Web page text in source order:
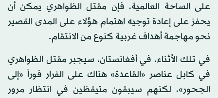
على الساحة العالمية، فإن مقتل الظواهري يمكن أن
يحفز على إعادة توجيه اهتمام هؤلاء على المدى القصير
نحو مهاجمة أهداف غربية كنوع من الانتقام.
في تلك الأثناء، في أفغانستان، سيجبر مقتل الظواهري
في كابل عناصر «القاعدة» هناك على الفرار فوراً «إلى
الجحور»، لكنهم سيبقون متيقظين في انتظار مرور